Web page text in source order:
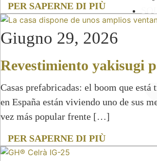
PER SAPERNE DI PIÙ
Giugno 29, 2026
Revestimiento yakisugi
Casas prefabricadas: el boom que
en España están viviendo uno de sus
vez más popular frente […]
PER SAPERNE DI PIÙ